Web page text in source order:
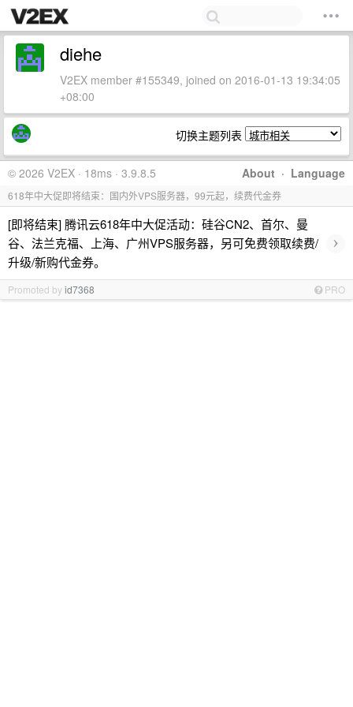
diehe
V2EX member #155349, joined on 2016-01-13 19:34:05
+08:00
切换主题列表
About · Language
© 2026 V2EX · 18ms · 3.9.8.5
618年中大促即将结束：国内外VPS服务器，99元起，续费代金券
[即将结束] 腾讯云618年中大促活动：硅谷CN2、首尔、曼
谷、法兰克福、上海、广州VPS服务器，另可免费领取续费/
升级/新购代金券。
›
Promoted byid7368 PRO